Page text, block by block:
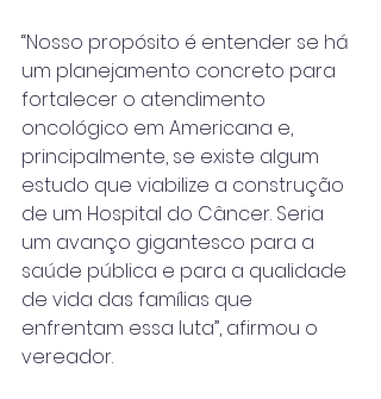
“Nosso propósito é entender se há
um planejamento concreto para
fortalecer o atendimento
oncológico em Americana e,
principalmente, se existe algum
estudo que viabilize a construção
de um Hospital do Câncer. Seria
um avanço gigantesco para a
saúde pública e para a qualidade
de vida das famílias que
enfrentam essa luta”, afirmou o
vereador.